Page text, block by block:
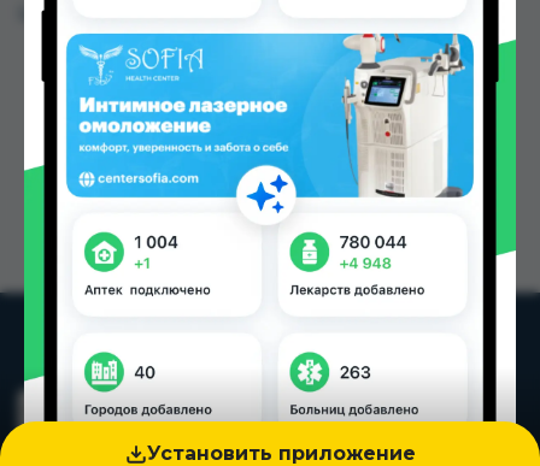
Установить приложение
Цена: от